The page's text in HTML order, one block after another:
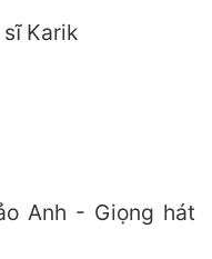
Karik
Anh - Giọng hát